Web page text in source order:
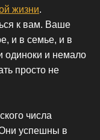
жизни.
к вам. Ваше
и в семье, и в
одиноки и немало
просто не
числа
успешны в